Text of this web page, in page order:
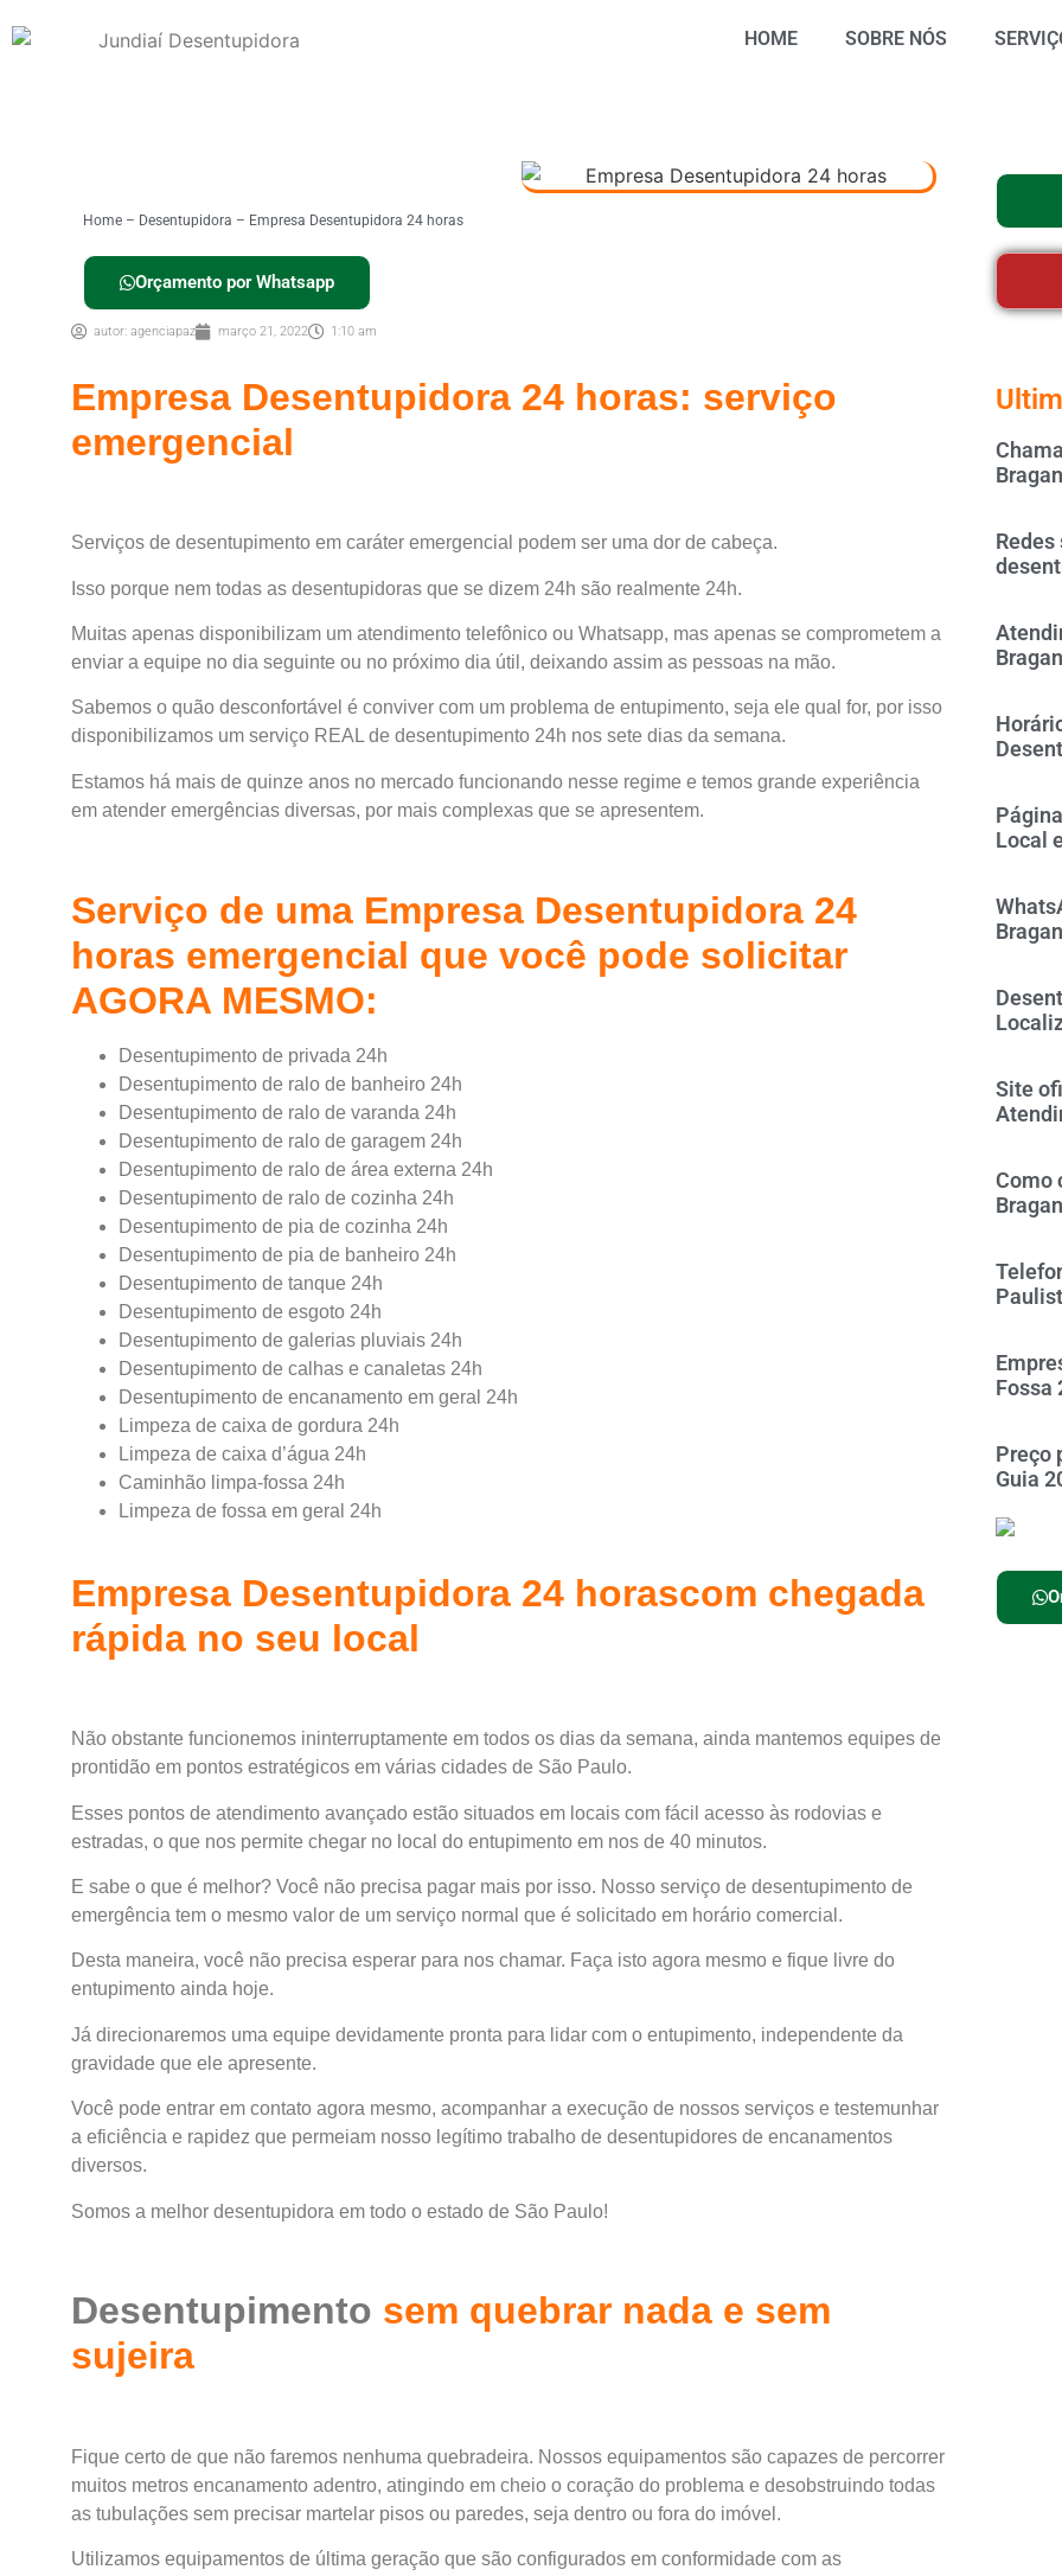
HOME SOBRE NÓS
Home – Desentupidora – Empresa Desentupidora 24 horas
Orçamento por Whatsapp
autor: agenciapaz março 21, 2022 1:10 am
Empresa Desentupidora 24 horas: serviço
emergencial
Serviços de desentupimento em caráter emergencial podem ser uma dor de cabeça.
Isso porque nem todas as desentupidoras que se dizem 24h são realmente 24h.
Muitas apenas disponibilizam um atendimento telefônico ou Whatsapp, mas apenas se comprometem a
enviar a equipe no dia seguinte ou no próximo dia útil, deixando assim as pessoas na mão.
Sabemos o quão desconfortável é conviver com um problema de entupimento, seja ele qual for, por isso
disponibilizamos um serviço REAL de desentupimento 24h nos sete dias da semana.
Estamos há mais de quinze anos no mercado funcionando nesse regime e temos grande experiência
em atender emergências diversas, por mais complexas que se apresentem.
Serviço de uma Empresa Desentupidora 24
horas emergencial que você pode solicitar
AGORA MESMO:
Desentupimento de privada 24h
Desentupimento de ralo de banheiro 24h
Desentupimento de ralo de varanda 24h
Desentupimento de ralo de garagem 24h
Desentupimento de ralo de área externa 24h
Desentupimento de ralo de cozinha 24h
Desentupimento de pia de cozinha 24h
Desentupimento de pia de banheiro 24h
Desentupimento de tanque 24h
Desentupimento de esgoto 24h
Desentupimento de galerias pluviais 24h
Desentupimento de calhas e canaletas 24h
Desentupimento de encanamento em geral 24h
Limpeza de caixa de gordura 24h
Limpeza de caixa d’água 24h
Caminhão limpa-fossa 24h
Limpeza de fossa em geral 24h
Empresa Desentupidora 24 horascom chegada
rápida no seu local
Não obstante funcionemos ininterruptamente em todos os dias da semana, ainda mantemos equipes de
prontidão em pontos estratégicos em várias cidades de São Paulo.
Esses pontos de atendimento avançado estão situados em locais com fácil acesso às rodovias e
estradas, o que nos permite chegar no local do entupimento em nos de 40 minutos.
E sabe o que é melhor? Você não precisa pagar mais por isso. Nosso serviço de desentupimento de
emergência tem o mesmo valor de um serviço normal que é solicitado em horário comercial.
Desta maneira, você não precisa esperar para nos chamar. Faça isto agora mesmo e fique livre do
entupimento ainda hoje.
Já direcionaremos uma equipe devidamente pronta para lidar com o entupimento, independente da
gravidade que ele apresente.
Você pode entrar em contato agora mesmo, acompanhar a execução de nossos serviços e testemunhar
a eficiência e rapidez que permeiam nosso legítimo trabalho de desentupidores de encanamentos
diversos.
Somos a melhor desentupidora em todo o estado de São Paulo!
Desentupimento sem quebrar nada e sem
sujeira
Fique certo de que não faremos nenhuma quebradeira. Nossos equipamentos são capazes de percorrer
muitos metros encanamento adentro, atingindo em cheio o coração do problema e desobstruindo todas
as tubulações sem precisar martelar pisos ou paredes, seja dentro ou fora do imóvel.
Utilizamos equipamentos de última geração que são configurados em conformidade com as
Local
Site
Como
Fossa
Preço
Guia